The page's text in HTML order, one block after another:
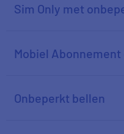
Sim Only met
Mobiel
Onbeperkt bellen